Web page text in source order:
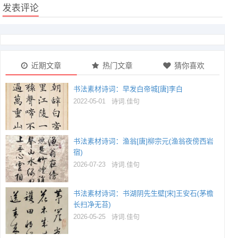
发表评论
近期文章 热门文章 猜你喜欢
书法素材诗词：早发白帝城[唐]李白
2022-05-01 诗词.佳句
书法素材诗词：渔翁[唐]柳宗元(渔翁夜傍西岩
宿)
2026-07-23 诗词.佳句
书法素材诗词：书湖阴先生壁[宋]王安石(茅檐
长扫净无苔)
2026-05-25 诗词.佳句